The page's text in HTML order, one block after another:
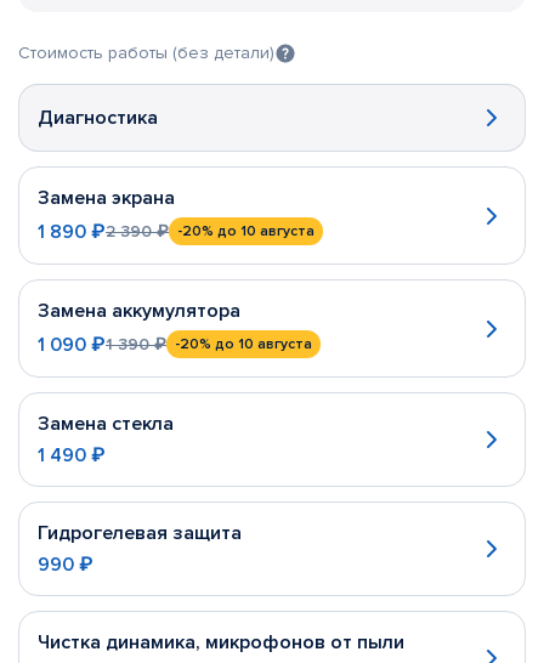
Стоимость работы (без детали)
Диагностика
Замена экрана
1 890 ₽2 390 ₽ -20% до 10 августа
Замена аккумулятора
1 090 ₽1 390 ₽ -20% до 10 августа
Замена стекла
1 490 ₽
Гидрогелевая защита
990 ₽
Чистка динамика, микрофонов от пыли